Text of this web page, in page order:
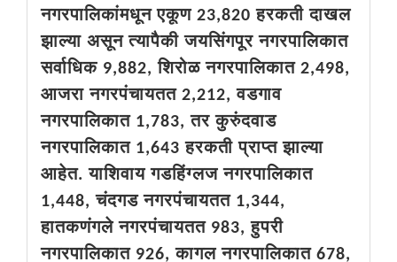
नगरपालिकांमधून एकूण 23,820 हरकती दाखल
झाल्या असून त्यापैकी जयसिंगपूर नगरपालिकात
सर्वाधिक 9,882, शिरोळ नगरपालिकात 2,498,
आजरा नगरपंचायतत 2,212, वडगाव
नगरपालिकात 1,783, तर कुरुंदवाड
नगरपालिकात 1,643 हरकती प्राप्त झाल्या
आहेत. याशिवाय गडहिंग्लज नगरपालिकात
1,448, चंदगड नगरपंचायतत 1,344,
हातकणंगले नगरपंचायतत 983, हुपरी
नगरपालिकात 926, कागल नगरपालिकात 678,